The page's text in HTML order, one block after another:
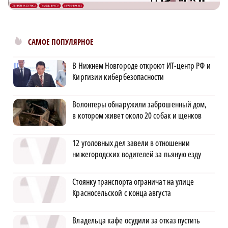
САМОЕ ПОПУЛЯРНОЕ
В Нижнем Новгороде откроют ИТ-центр РФ и
Киргизии кибербезопасности
Волонтеры обнаружили заброшенный дом,
в котором живет около 20 собак и щенков
12 уголовных дел завели в отношении
нижегородских водителей за пьяную езду
Стоянку транспорта ограничат на улице
Красносельской с конца августа
Владельца кафе осудили за отказ пустить